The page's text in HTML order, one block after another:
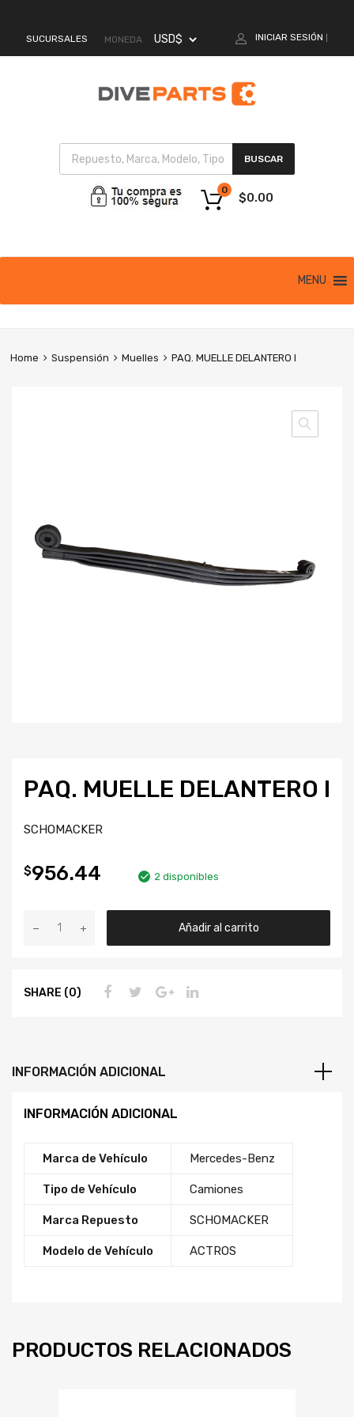
SUCURSALES MONEDA INICIAR SESIÓN
BUSCAR
$0.00
0
MENU
Home Suspensión Muelles PAQ. MUELLE DELANTERO I
PAQ. MUELLE DELANTERO I
SCHOMACKER
$956.44 2 disponibles
Añadir al carrito
SHARE (0)
INFORMACIÓN ADICIONAL
INFORMACIÓN ADICIONAL
Marca de Vehículo Mercedes-Benz
Tipo de Vehículo Camiones
Marca Repuesto SCHOMACKER
Modelo de Vehículo ACTROS
PRODUCTOS RELACIONADOS